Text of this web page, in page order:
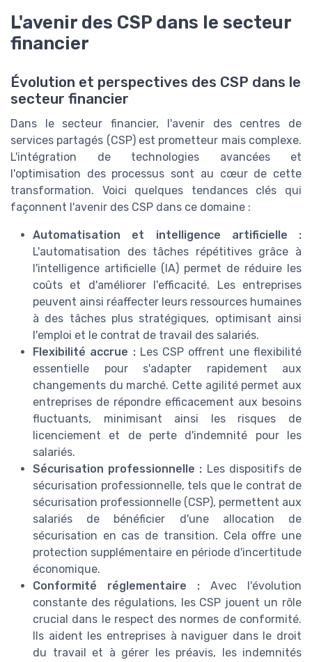
L'avenir des CSP dans le secteur
financier
Évolution et perspectives des CSP dans le
secteur financier
Dans le secteur financier, l'avenir des centres de
services partagés (CSP) est prometteur mais complexe.
L'intégration de technologies avancées et
l'optimisation des processus sont au cœur de cette
transformation. Voici quelques tendances clés qui
façonnent l'avenir des CSP dans ce domaine :
Automatisation et intelligence artificielle :
L'automatisation des tâches répétitives grâce à
l'intelligence artificielle (IA) permet de réduire les
coûts et d'améliorer l'efficacité. Les entreprises
peuvent ainsi réaffecter leurs ressources humaines
à des tâches plus stratégiques, optimisant ainsi
l'emploi et le contrat de travail des salariés.
Flexibilité accrue :Les CSP offrent une flexibilité
essentielle pour s'adapter rapidement aux
changements du marché. Cette agilité permet aux
entreprises de répondre efficacement aux besoins
fluctuants, minimisant ainsi les risques de
licenciement et de perte d'indemnité pour les
salariés.
Sécurisation professionnelle : Les dispositifs de
sécurisation professionnelle, tels que le contrat de
sécurisation professionnelle (CSP), permettent aux
salariés de bénéficier d'une allocation de
sécurisation en cas de transition. Cela offre une
protection supplémentaire en période d'incertitude
économique.
Conformité réglementaire : Avec l'évolution
constante des régulations, les CSP jouent un rôle
crucial dans le respect des normes de conformité.
Ils aident les entreprises à naviguer dans le droit
du travail et à gérer les préavis, les indemnités